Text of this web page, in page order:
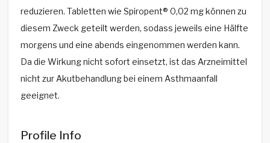
reduzieren. Tabletten wie Spiropent® 0,02 mg können zu
diesem Zweck geteilt werden, sodass jeweils eine Hälfte
morgens und eine abends eingenommen werden kann.
Da die Wirkung nicht sofort einsetzt, ist das Arzneimittel
nicht zur Akutbehandlung bei einem Asthmaanfall
geeignet.
Profile Info